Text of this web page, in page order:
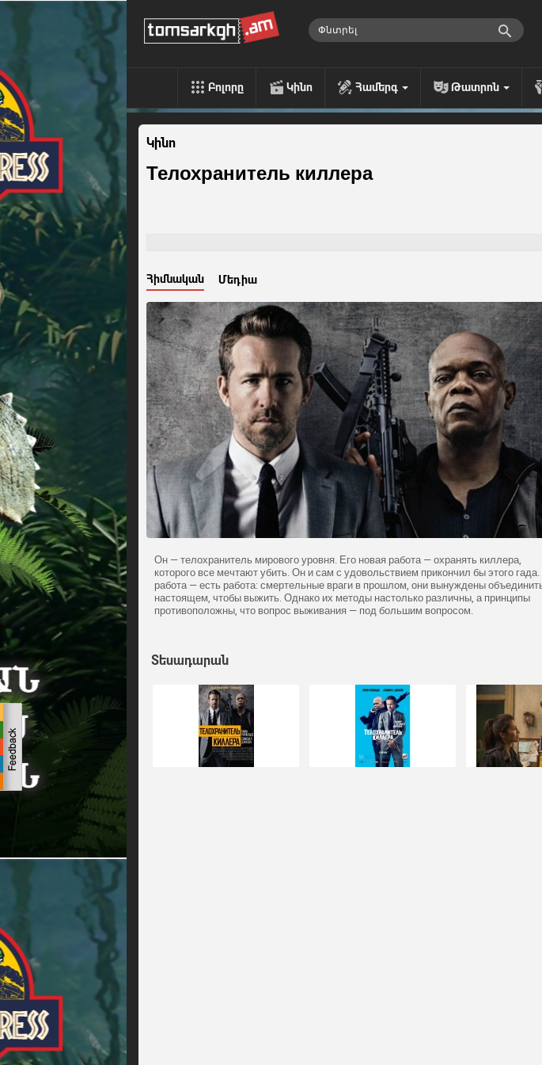
Բոլորը Կինո Համերգ Թատրոն
Կինո
Телохранитель киллера
Հիմնական Մեդիա
Он — телохранитель мирового уровня. Его новая работа — охранять киллера,
которого все мечтают убить. Он и сам с удовольствием прикончил бы этого
работа — есть работа: смертельные враги в прошлом, они вынуждены
настоящем, чтобы выжить. Однако их методы настолько различны, а принципы
противоположны, что вопрос выживания — под большим вопросом.
Տեսադարան